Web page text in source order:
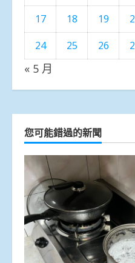
17 18 19
24
25 26
« 5 月
您可能錯過的新聞